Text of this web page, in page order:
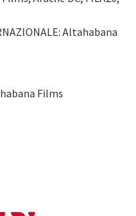
Altahabana
Films